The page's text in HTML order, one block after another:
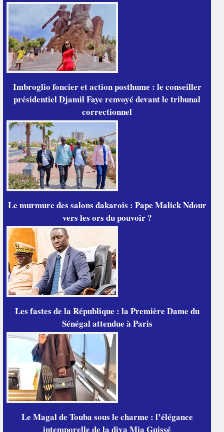
Imbroglio foncier et action posthume : le conseiller
présidentiel Djamil Faye renvoyé devant le tribunal
correctionnel
Le murmure des salons dakarois : Pape Malick Ndour
vers les ors du pouvoir ?
Les fastes de la République : la Première Dame du
Sénégal attendue à Paris
Le Magal de Touba sous le charme : l’élégance
intemporelle de la diva Mia Guissé